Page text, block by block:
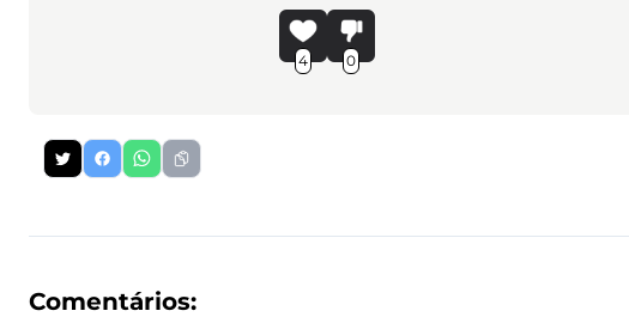
4 0
Comentários: